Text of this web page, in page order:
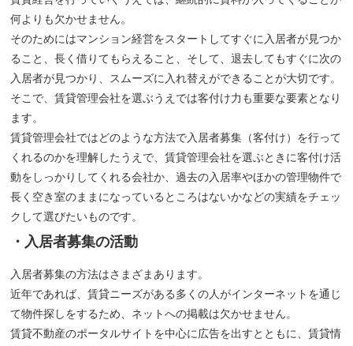
何よりも欠かせません。
そのためにはマンション経営をスタートしてすぐに入居者が見つか
ること、長く借りてもらえること、そして、退去してもすぐに次の
入居者が見つかり、スムーズに入れ替えができることが大切です。
そこで、賃貸管理会社を選ぶうえでは客付け力も重要な要素となり
ます。
賃貸管理会社ではどのような方法で入居者募集（客付け）を行って
くれるのかを理解したうえで、賃貸管理会社を選ぶときに客付け活
動をしっかりしてくれる会社か、過去の入居率やほかの管理物件で
長く空き室のままになっているところはないかなどの実績をチェッ
クして選びたいものです。
・入居者募集の活動
入居者募集の方法はさまざまあります。
近年であれば、賃貸ニーズがある多くの人がインターネットを通じ
て物件探しをするため、ネットへの掲載は欠かせません。
賃貸不動産のポータルサイトを中心に広告を出すとともに、賃貸情